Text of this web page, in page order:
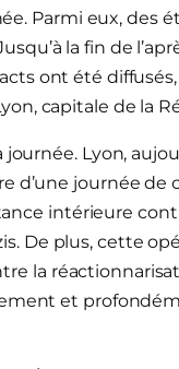
Parmi eux, des
la fin de
ont été diffusés,
capitale de la
Lyon,
d’une journée de
intérieure
De plus, cette
la
et